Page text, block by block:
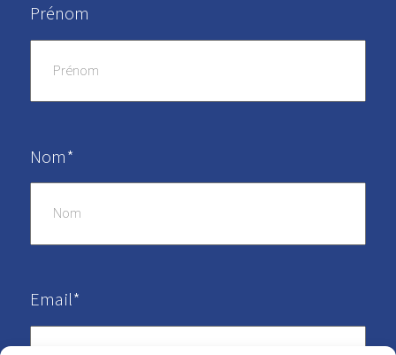
Prénom
Nom*
Email*